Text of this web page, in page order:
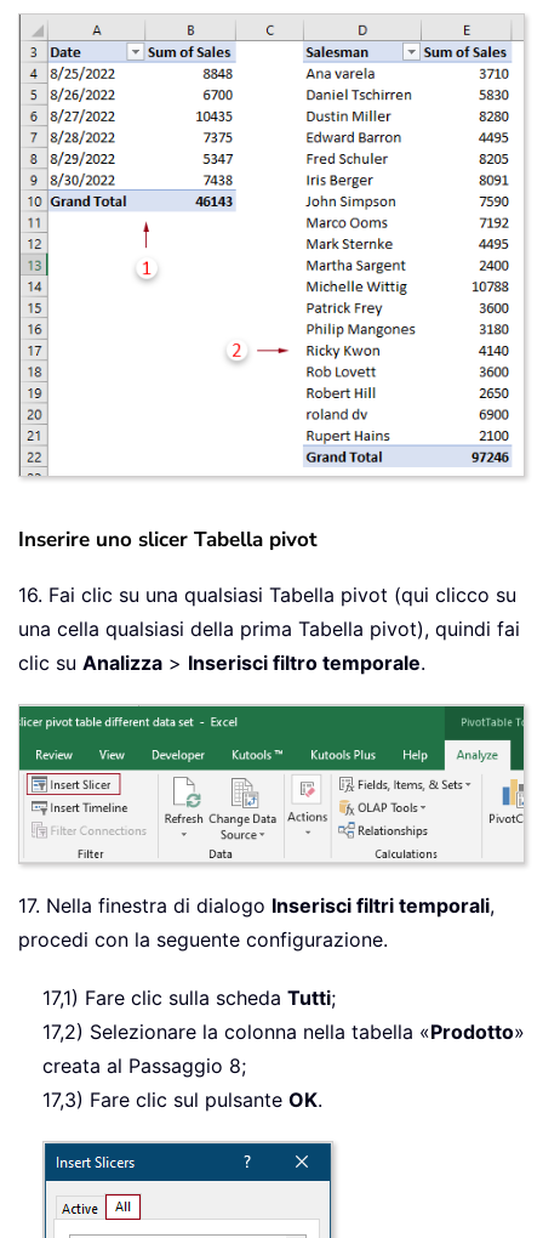
Inserire uno slicer Tabella pivot
16. Fai clic su una qualsiasi Tabella pivot (qui clicco su
una cella qualsiasi della prima Tabella pivot), quindi fai
clic su Analizza > Inserisci filtro temporale.
17. Nella finestra di dialogo Inserisci filtri temporali,
procedi con la seguente configurazione.
17,1) Fare clic sulla scheda Tutti;
17,2) Selezionare la colonna nella tabella «Prodotto»
creata al Passaggio 8;
17,3) Fare clic sul pulsante OK.